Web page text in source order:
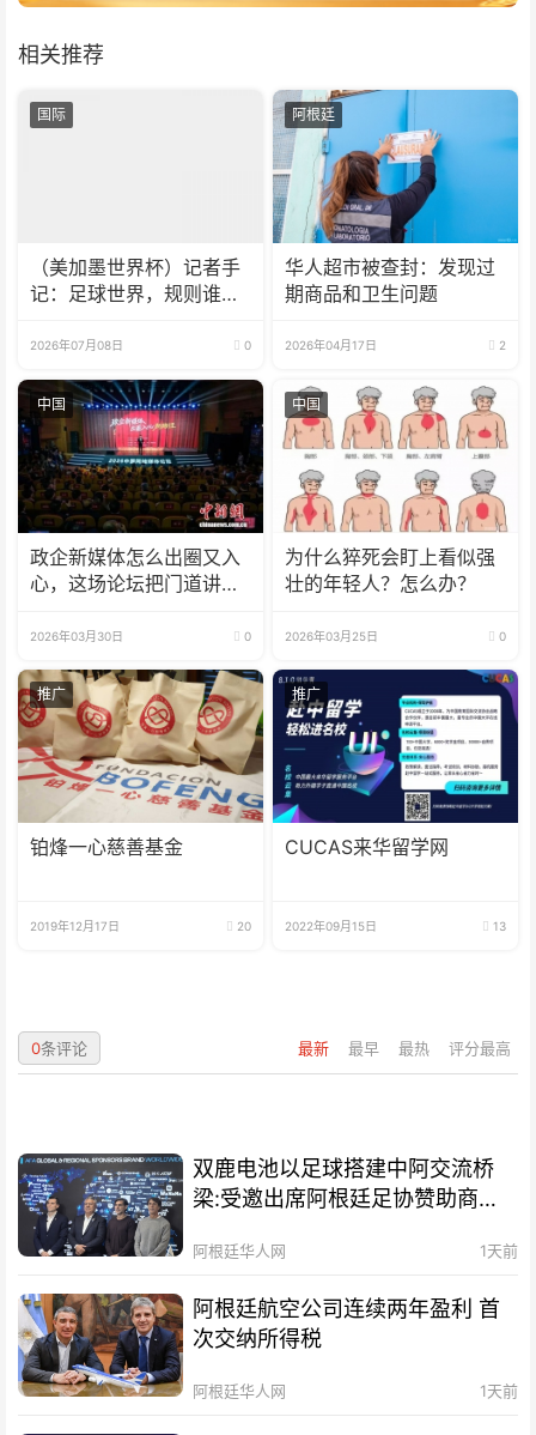
相关推荐
国际
（美加墨世界杯）记者手
记：足球世界，规则谁
2026年07月08日 0
阿根廷
华人超市被查封：发现过
期商品和卫生问题
2026年04月17日 2
中国
政企新媒体怎么出圈又入
心，这场论坛把门道讲明
2026年03月30日 0
中国
为什么猝死会盯上看似强
壮的年轻人？怎么办？
2026年03月25日 0
推广
铂烽一心慈善基金
2019年12月17日 20
推广
CUCAS来华留学网
2022年09月15日 13
最新 最早 最热 评分最高
0条评论
双鹿电池以足球搭建中阿交流桥
梁:受邀出席阿根廷足协赞助商招
阿根廷华人网 1天前
阿根廷航空公司连续两年盈利 首
次交纳所得税
阿根廷华人网 1天前